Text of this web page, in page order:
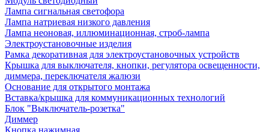
Лампа сигнальная светофора
Лампа натриевая низкого давления
Лампа неоновая, иллюминационная, строб-лампа
Электроустановочные изделия
Рамка декоративная для электроустановочных устройств
Крышка для выключателя, кнопки, регулятора освещенности,
диммера, переключателя жалюзи
Основание для открытого монтажа
Вставка/крышка для коммуникационных технологий
Блок "Выключатель-розетка"
Диммер
Кнопка нажимная